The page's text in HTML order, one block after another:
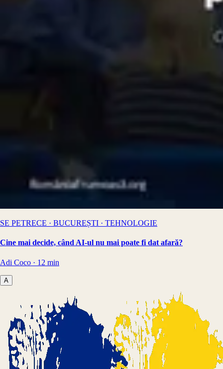
SE PETRECE · BUCUREȘTI · TEHNOLOGIE
Cine mai decide, când AI-ul nu mai poate fi dat afară?
Adi Coco · 12 min
A